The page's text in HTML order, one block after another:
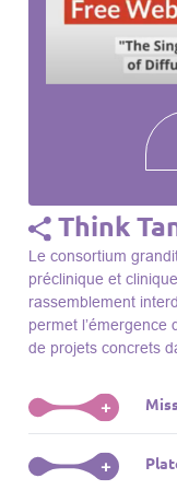
webinaires à venir,
notre
Think
Le consortium
préclinique et
rassemblement
permet l’émergence
de projets concrets
+
Le Think Tank initie
R&D, identifie des
+